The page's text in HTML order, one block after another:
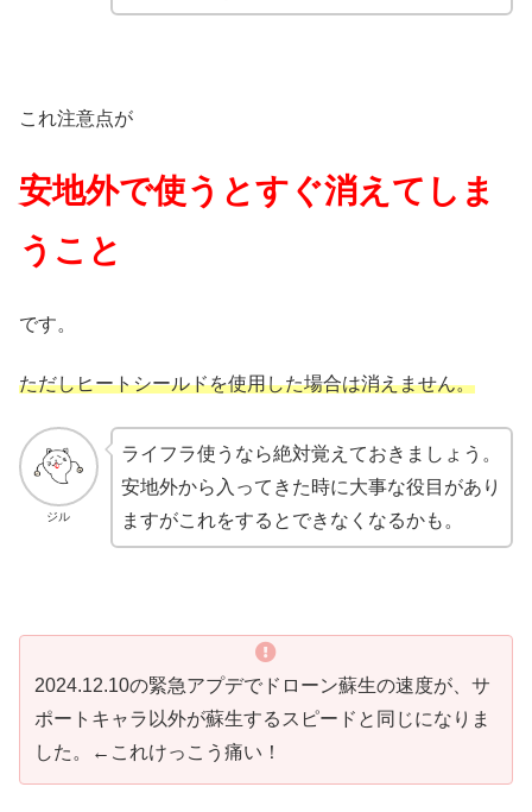
これ注意点が
安地外で使うとすぐ消えてしま
うこと
です。
ただしヒートシールドを使用した場合は消えません。
ジル
ライフラ使うなら絶対覚えておきましょう。
安地外から入ってきた時に大事な役目があり
ますがこれをするとできなくなるかも。
2024.12.10の緊急アプデでドローン蘇生の速度が、サ
ポートキャラ以外が蘇生するスピードと同じになりま
した。←これけっこう痛い！